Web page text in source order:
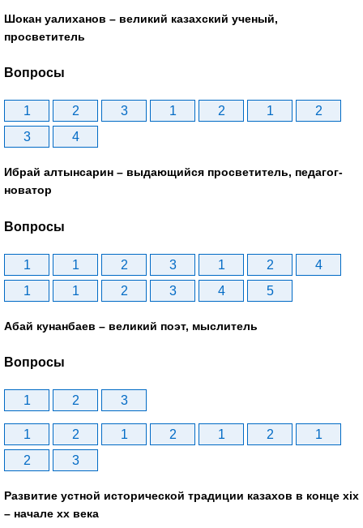
Шокан уалиханов – великий казахский ученый,
просветитель
Вопросы
1 2 3 1 2 1
2
3
4
Ибрай алтынсарин – выдающийся просветитель, педагог-
новатор
Вопросы
1 1 2 3 1 2
4
1
1 2 3 4 5
Абай кунанбаев – великий поэт, мыслитель
Вопросы
1 2 3
1 2 1 2 1 2
1
2
3
Развитие устной исторической традиции казахов в конце xіх
– начале хх века